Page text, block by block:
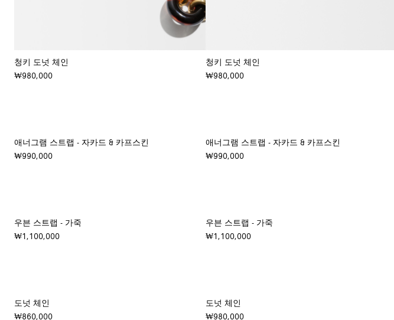
청키 도넛 체인
₩980,000
청키 도넛 체인
₩980,000
애너그램 스트랩 - 자카드 & 카프스킨
₩990,000
애너그램 스트랩 - 자카드 & 카프스킨
₩990,000
우븐 스트랩 - 가죽
₩1,100,000
우븐 스트랩 - 가죽
₩1,100,000
도넛 체인
₩860,000
도넛 체인
₩980,000